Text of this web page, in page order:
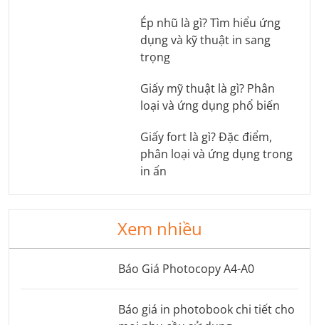
Ép nhũ là gì? Tìm hiểu ứng
dụng và kỹ thuật in sang
trọng
Giấy mỹ thuật là gì? Phân
loại và ứng dụng phổ biến
Giấy fort là gì? Đặc điểm,
phân loại và ứng dụng trong
in ấn
Xem nhiều
Báo Giá Photocopy A4-A0
Báo giá in photobook chi tiết cho